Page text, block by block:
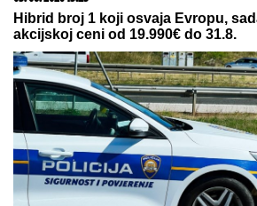
Mladić (23) sleteo
Luke: Evo u
suvozač